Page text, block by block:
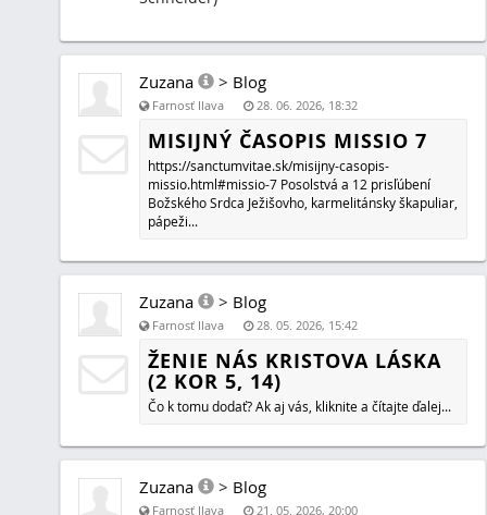
pobožnosť nazvanú Pompejská novéna, ktorú je možné
Zuzana > Guest [Farnosť Ilava]
https://sanctumvitae.sk/obeta-omse-svatej.html
Omša svätá je nekonečne veľké tajomstvo, tak
je v stave ani v duchu pochopiť ani jazykom
P. Henrik Mueller, SVD z roku 1902...
Zuzana Blog
Farnosť Ilava 25. 04. 2026, 16:07
HĽADÁM KATOLÍCKEHO KŇAZA
K TRADIČNEJ LATINSKEJ SVÄTEJ
Hľadám katolíckeho kňaza, ktorý by rád slávil tradičnú
kalendára) so súhlasom žilinského biskupa. Je to moja
reakcia na jubilejný rok Vendelína Javorku "byť